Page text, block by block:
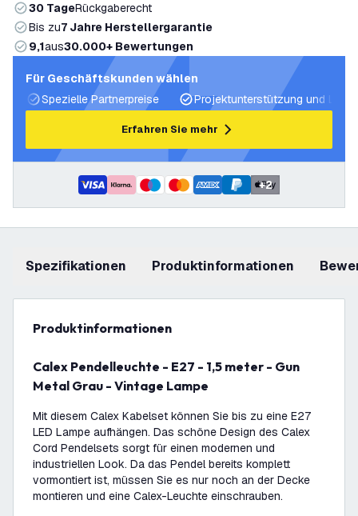
30 TageRückgaberecht
Bis zu7 Jahre Herstellergarantie
9,1aus30.000+ Bewertungen
Für Geschäftskunden wählen
Spezielle Partnerpreise
Projektunterstützung und
Erfahren Sie mehr
+2
Spezifikationen Produktinformationen
Produktinformationen
Calex Pendelleuchte - E27 - 1,5 meter - Gun
Metal Grau - Vintage Lampe
Mit diesem Calex Kabelset können Sie bis zu eine E27
LED Lampe aufhängen. Das schöne Design des Calex
Cord Pendelsets sorgt für einen modernen und
industriellen Look. Da das Pendel bereits komplett
vormontiert ist, müssen Sie es nur noch an der Decke
montieren und eine Calex-Leuchte einschrauben.